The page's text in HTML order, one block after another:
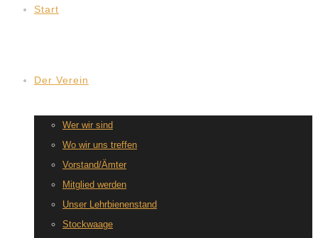
Start
Der Verein
Wer wir sind
Wo wir uns treffen
Vorstand/Ämter
Mitglied werden
Unser Lehrbienenstand
Stockwaage